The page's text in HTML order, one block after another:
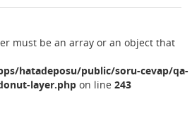
must be an array or an object that
hatadeposu/public/soru-cevap/qa-
layer.php on line 243